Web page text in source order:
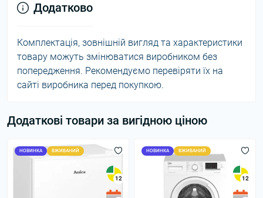
Додатково
Комплектація, зовнішній вигляд та характеристики
товару можуть змінюватися виробником без
попередження. Рекомендуємо перевіряти їх на
сайті виробника перед покупкою.
Додаткові товари за вигідною ціною
НОВИНКА ВЖИВАНИЙ
12
НОВИНКА ВЖИВАНИЙ
12